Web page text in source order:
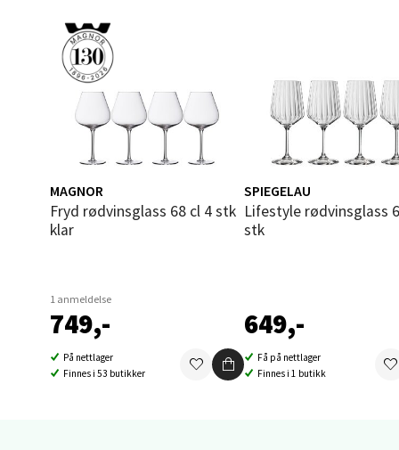
MAGNOR
Fryd rødvinsglass 68 cl 4 stk
klar
1 anmeldelse
749,-
På nettlager
Finnes i 53 butikker
SPIEGELAU
Lifestyle rødvinsglass 63 cl 4
stk
649,-
Få på nettlager
Finnes i 1 butikk
0 i
Thon
Åpent